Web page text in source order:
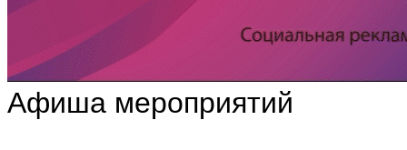
Афиша мероприятий